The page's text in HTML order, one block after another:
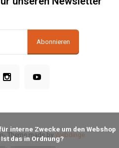
Abonnieren
- Theme made by Webdinge
das in Ordnung?